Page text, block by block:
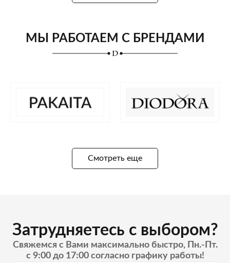
МЫ РАБОТАЕМ С БРЕНДАМИ
Смотреть еще
Затрудняетесь с выбором?
Свяжемся с Вами максимально быстро, Пн.-Пт.
с 9:00 до 17:00 согласно графику работы!